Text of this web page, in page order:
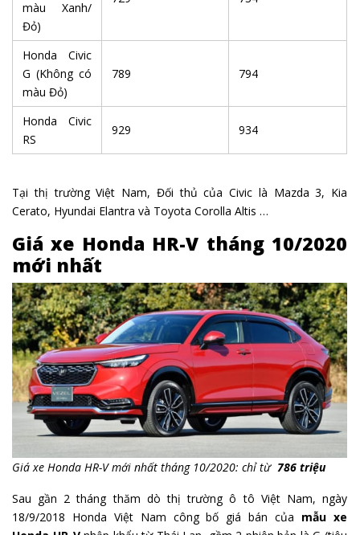
màu Xanh/
Đỏ)
Honda Civic
G (Không có
màu Đỏ)
789 794
Honda Civic
RS
929 934
Tại thị trường Việt Nam, Đối thủ của Civic là Mazda 3, Kia
Cerato, Hyundai Elantra và Toyota Corolla Altis …
Giá xe Honda HR-V tháng 10/2020
mới nhất
Giá xe Honda HR-V mới nhất tháng 10/2020: chỉ từ 786 triệu
Sau gần 2 tháng thăm dò thị trường ô tô Việt Nam, ngày
18/9/2018 Honda Việt Nam công bố giá bán của mẫu xe